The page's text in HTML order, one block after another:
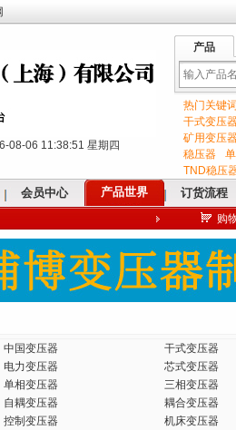
08-06 11:38:52 星期四
产品
输热门关键
干式变压
矿用变压
稳压器
TND稳压
会员中心 产品世界 订货流程
购
中国变压器
干式变压器
电力变压器
芯式变压器
单相变压器
三相变压器
自耦变压器
耦合变压器
控制变压器
机床变压器